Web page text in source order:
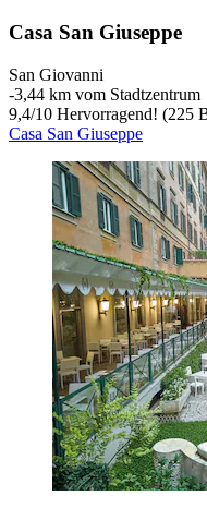
Casa San Giuseppe
San Giovanni
‐3,44 km vom Stadtzentrum
9,4/10 Hervorragend! (225
Casa San Giuseppe